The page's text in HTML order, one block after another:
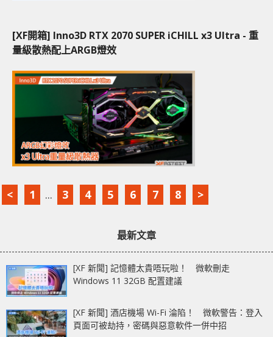
[XF開箱] Inno3D RTX 2070 SUPER iCHILL x3 Ultra - 重
量級散熱配上ARGB燈效
< 1 ... 3 4 5 6 7 8 >
最新文章
[XF 新聞] 記憶體太貴唔玩啦！ 微軟刪走
Windows 11 32GB 配置建議
[XF 新聞] 酒店機場 Wi-Fi 淪陷！ 微軟警告：登入
頁面可被劫持，密碼與惡意軟件一併中招